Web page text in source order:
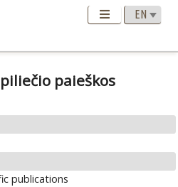
paieškos
publications